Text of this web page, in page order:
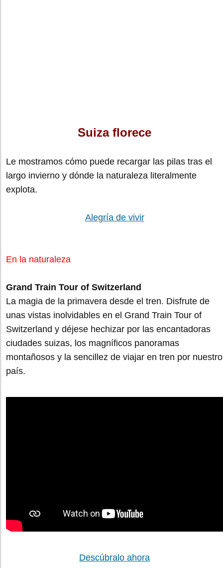
Suiza florece
Le mostramos cómo puede recargar las pilas tras el
largo invierno y dónde la naturaleza literalmente
explota.
Alegría de vivir
En la naturaleza
Grand Train Tour of Switzerland
La magia de la primavera desde el tren. Disfrute de
unas vistas inolvidables en el Grand Train Tour of
Switzerland y déjese hechizar por las encantadoras
ciudades suizas, los magníficos panoramas
montañosos y la sencillez de viajar en tren por nuestro
país.
Descúbralo ahora